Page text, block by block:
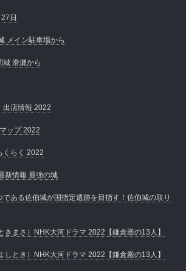
日
メイン駐車場から
滑瀬から
出店情報 2022
ップ 2022
くらく 2022
新情報 最強の城
である佐伯城が国指定遺跡を目指す！佐伯城の取り
きまさ）NHK大河ドラマ 2022【鎌倉殿の13人】
しとき）NHK大河ドラマ 2022【鎌倉殿の13人】